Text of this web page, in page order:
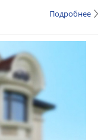
Подробнее